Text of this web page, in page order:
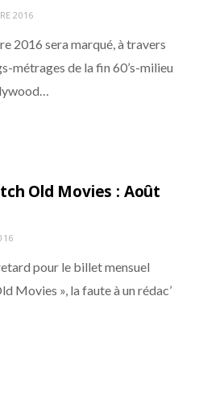
2016
2016 sera marqué, à travers
métrages de la fin 60’s-milieu
Old Movies : Août
pour le billet mensuel
Movies », la faute à un rédac’